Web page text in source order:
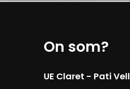
On som?
UE Claret - Pati Vell